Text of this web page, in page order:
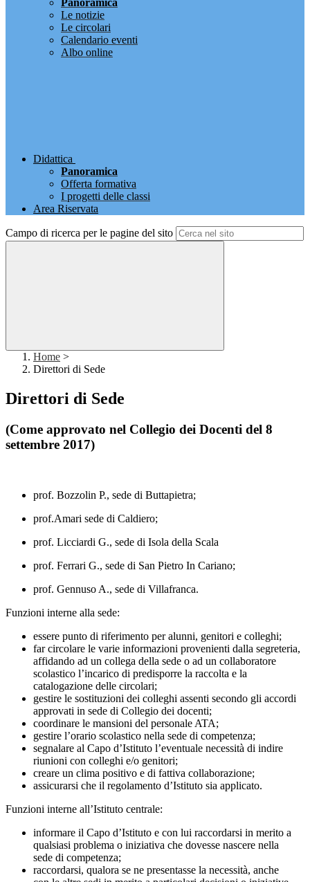
Panoramica
Le notizie
Le circolari
Calendario eventi
Albo online
Didattica
Panoramica
Offerta formativa
I progetti delle classi
Area Riservata
Campo di ricerca per le pagine del sito
Home >
Direttori di Sede
Direttori di Sede
(Come approvato nel Collegio dei Docenti del 8
settembre 2017)
prof. Bozzolin P., sede di Buttapietra;
prof.Amari sede di Caldiero;
prof. Licciardi G., sede di Isola della Scala
prof. Ferrari G., sede di San Pietro In Cariano;
prof. Gennuso A., sede di Villafranca.
Funzioni interne alla sede:
essere punto di riferimento per alunni, genitori e colleghi;
far circolare le varie informazioni provenienti dalla segreteria,
affidando ad un collega della sede o ad un collaboratore
scolastico l’incarico di predisporre la raccolta e la
catalogazione delle circolari;
gestire le sostituzioni dei colleghi assenti secondo gli accordi
approvati in sede di Collegio dei docenti;
coordinare le mansioni del personale ATA;
gestire l’orario scolastico nella sede di competenza;
segnalare al Capo d’Istituto l’eventuale necessità di indire
riunioni con colleghi e/o genitori;
creare un clima positivo e di fattiva collaborazione;
assicurarsi che il regolamento d’Istituto sia applicato.
Funzioni interne all’Istituto centrale:
informare il Capo d’Istituto e con lui raccordarsi in merito a
qualsiasi problema o iniziativa che dovesse nascere nella
sede di competenza;
raccordarsi, qualora se ne presentasse la necessità, anche